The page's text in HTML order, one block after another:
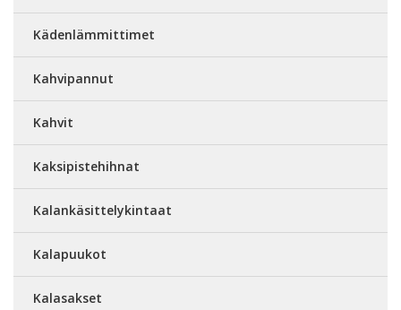
Kädenlämmittimet
Kahvipannut
Kahvit
Kaksipistehihnat
Kalankäsittelykintaat
Kalapuukot
Kalasakset